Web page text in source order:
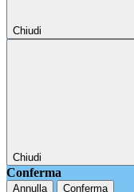
Chiudi
Chiudi
Conferma
Annulla Conferma